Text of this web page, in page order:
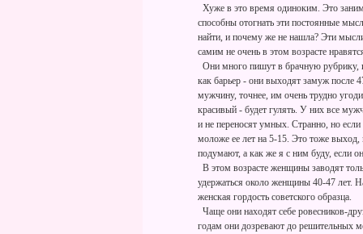
Хуже в это время одиноким. Это
способны отогнать эти постоянные
найти, и почему же не нашла? Эти
самим не очень в этом возрасте
Они много пишут в брачную рубрику,
как барьер - они выходят замуж после
мужчину, точнее, им очень трудно
красивый - будет гулять. У них все
и не переносят умных. Странно, но
моложе ее лет на 5-15. Это тоже выход,
подумают, а как же я с ним буду, если
В этом возрасте женщины заводят
удержаться около женщины 40-47 лет.
женская гордость советского образца.
Чаще они находят себе ровесников-
годам они дозревают до решительных